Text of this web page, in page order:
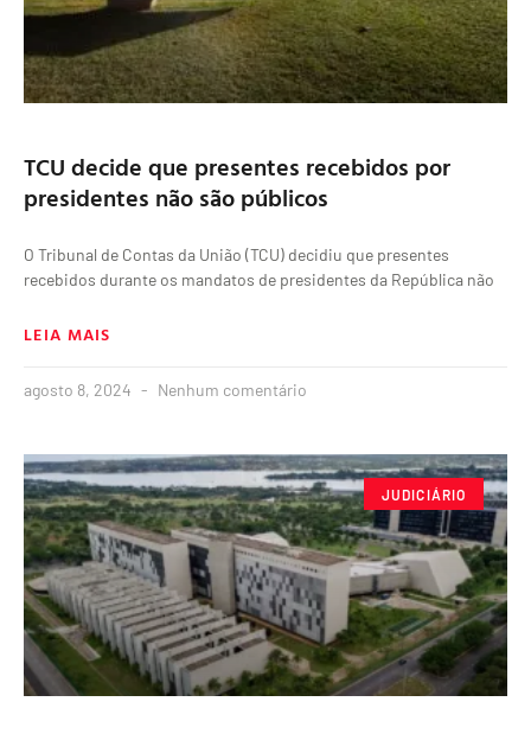
TCU decide que presentes recebidos por
presidentes não são públicos
O Tribunal de Contas da União (TCU) decidiu que presentes
recebidos durante os mandatos de presidentes da República não
LEIA MAIS
agosto 8, 2024 Nenhum comentário
JUDICIÁRIO